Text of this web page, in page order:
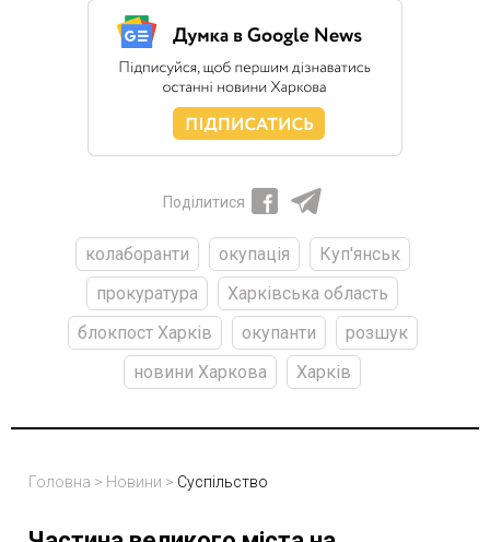
Поділитися
колаборанти окупація
Куп'янськ
прокуратура
Харківська область
блокпост Харків
окупанти
розшук
новини Харкова
Харків
Головна > Новини > Суспільство